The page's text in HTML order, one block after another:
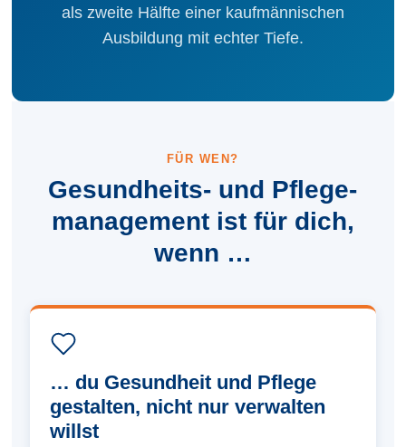
als zweite Hälfte einer kaufmännischen
Ausbildung mit echter Tiefe.
FÜR WEN?
Gesundheits- und Pflege­
management ist für dich,
wenn …
… du Gesundheit und Pflege
gestalten, nicht nur verwalten
willst